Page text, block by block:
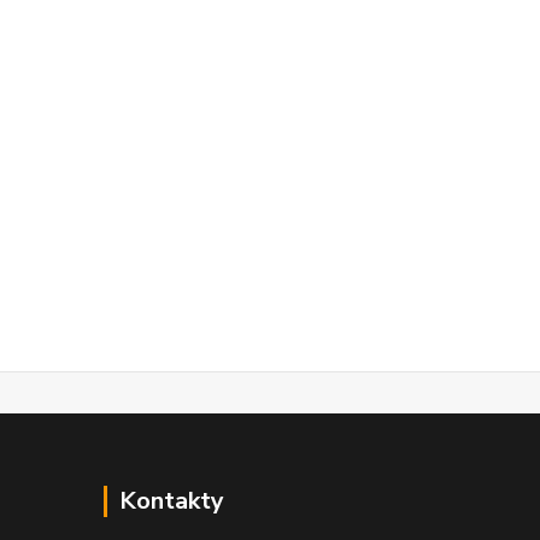
Kontakty